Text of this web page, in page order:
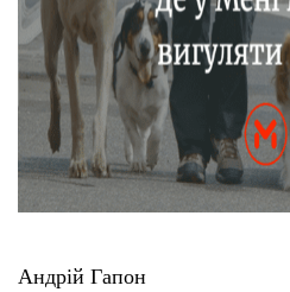
Андрій Гапон